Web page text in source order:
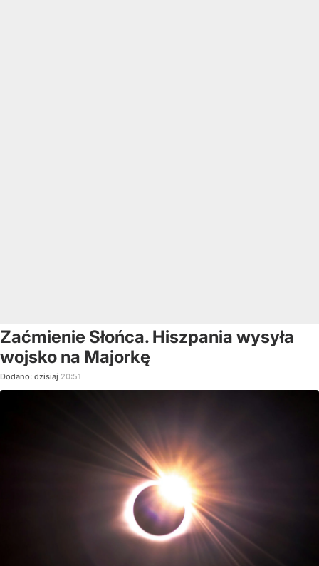
Zaćmienie Słońca. Hiszpania wysyła
wojsko na Majorkę
Dodano: dzisiaj 20:51